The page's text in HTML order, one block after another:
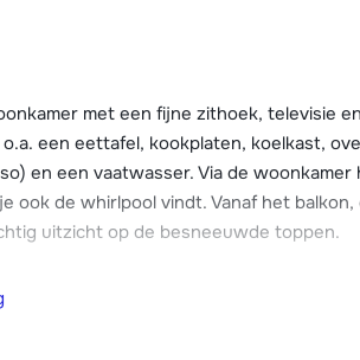
een heerlijke buitenwhirlpool, de
dag. Daarnaast is er de
waarvan één overdekt en
met een fijne zithoek, televisie
een eettafel, kookplaten, koelkast,
en een vaatwasser. Via de
ook de whirlpool vindt. Vanaf het
uitzicht op de besneeuwde toppen.
twee met ieder een 2-persoonsbed en